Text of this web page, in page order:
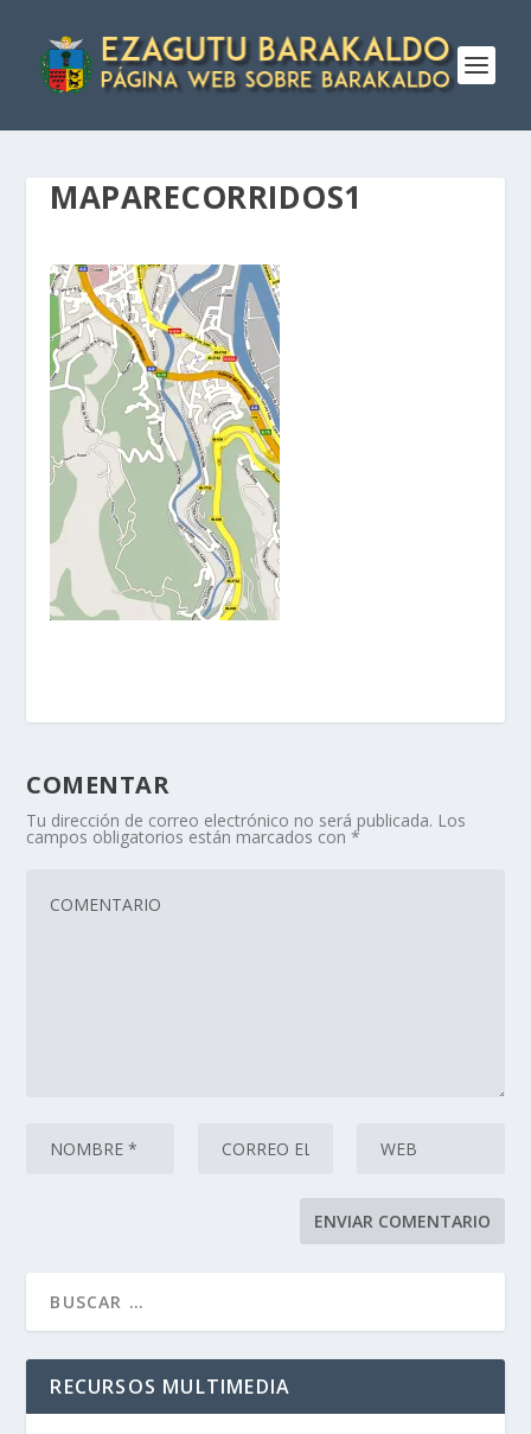
MAPARECORRIDOS1
COMENTAR
Tu dirección de correo electrónico no será publicada. Los
campos obligatorios están marcados con*
RECURSOS MULTIMEDIA